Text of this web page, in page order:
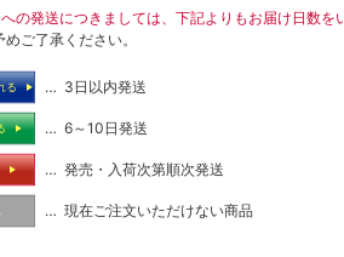
の発送につきましては、下記よりもお届け日数を
めご了承ください。
る … 3日以内発送
… 6～10日発送
… 発売・入荷次第順次発送
… 現在ご注文いただけない商品